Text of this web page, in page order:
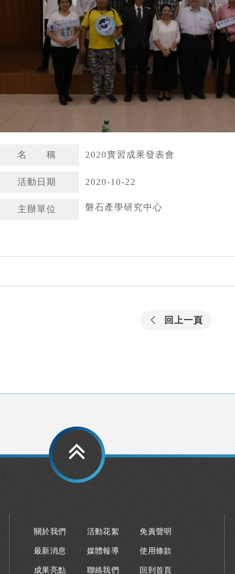
名 稱 2020實習成果發表會
活動日期 2020-10-22
主辦單位 磐石產學研究中心
回上一頁
關於我們
最新消息
成果亮點
活動花絮
媒體報導
聯絡我們
免責聲明
使用條款
回到首頁